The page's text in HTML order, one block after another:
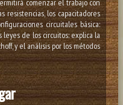
comenzar el trabajo con
resistencias, los capacitadores
circuitales básica:
leyes de los circuitos: explica la
y el análisis por los métodos